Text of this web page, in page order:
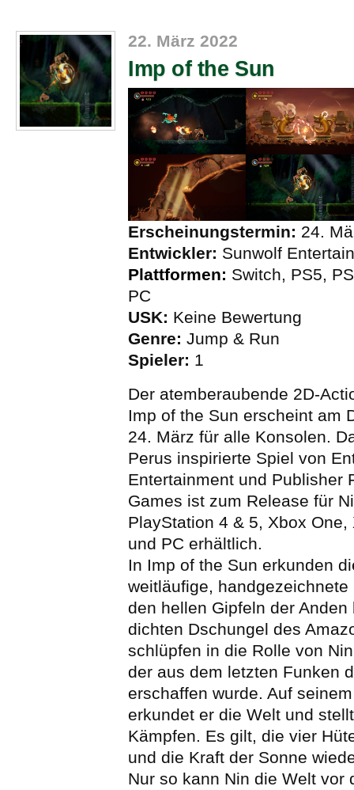
22. März 2022
Imp of the Sun
Erscheinungstermin: 24.
Entwickler: Sunwolf
Plattformen: Switch, PS5,
PC
USK: Keine Bewertung
Genre: Jump & Run
Spieler: 1
Der atemberaubende 2D-
Imp of the Sun erscheint am
24. März für alle Konsolen.
Perus inspirierte Spiel von
Entertainment und Publisher
Games ist zum Release für
PlayStation 4 & 5, Xbox One,
und PC erhältlich.
In Imp of the Sun erkunden
weitläufige, handgezeichnete
den hellen Gipfeln der Anden
dichten Dschungel des
schlüpfen in die Rolle von
der aus dem letzten Funken
erschaffen wurde. Auf
erkundet er die Welt und
Kämpfen. Es gilt, die vier
und die Kraft der Sonne
Nur so kann Nin die Welt vor